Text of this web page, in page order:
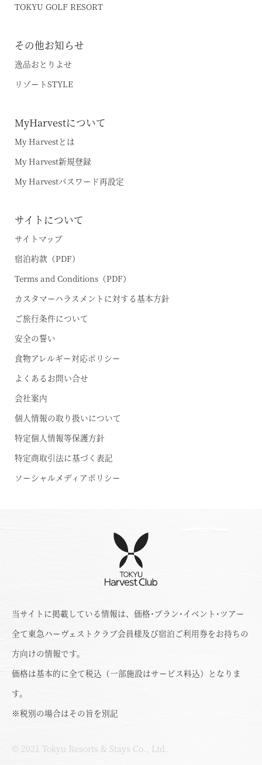
プリンス バケーション クラブ
TOKYU GOLF RESORT
その他お知らせ
逸品おとりよせ
リゾートSTYLE
MyHarvestについて
My Harvestとは
My Harvest新規登録
My Harvestパスワード再設定
サイトについて
サイトマップ
宿泊約款（PDF）
Terms and Conditions（PDF）
カスタマーハラスメントに対する基本方針
ご旅行条件について
安全の誓い
食物アレルギー対応ポリシー
よくあるお問い合せ
会社案内
個人情報の取り扱いについて
特定個人情報等保護方針
特定商取引法に基づく表記
ソーシャルメディアポリシー
当サイトに掲載している情報は、価格･プラン･イベント･ツアー
全て東急ハーヴェストクラブ会員様及び宿泊ご利用券をお持ちの
方向けの情報です。
価格は基本的に全て税込（一部施設はサービス料込）となりま
す。
※税別の場合はその旨を別記
© 2021 Tokyu Resorts & Stays Co., Ltd.